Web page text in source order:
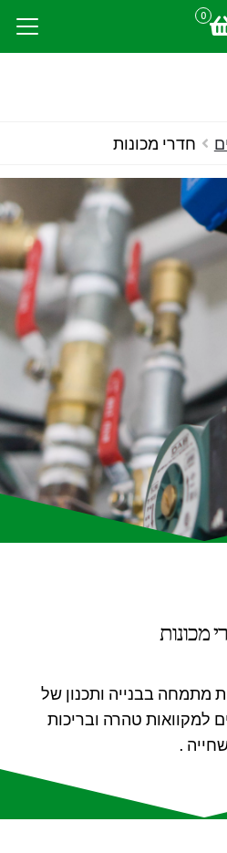
0
חדרי מכונות
מכונות
מתמחה בבנייה ותכנון של
למקוואות טהרה ובריכות
.